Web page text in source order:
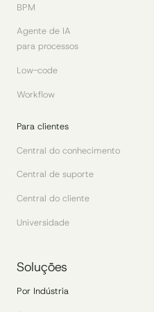
BPM
Agente de IA
para processos
Low-code
Workflow
Para clientes
Central do conhecimento
Central de suporte
Central do cliente
Universidade
Soluções
Por Indústria